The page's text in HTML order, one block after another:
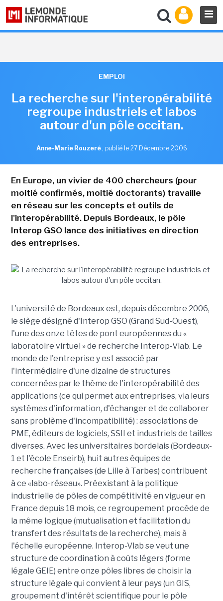
EMPLOI
La recherche sur l'interopérabilité
regroupe industriels et labos
autour d'un pôle occitan.
Anne-Marie Rouzeré , publié le 27 Décembre 2006
En Europe, un vivier de 400 chercheurs (pour
moitié confirmés, moitié doctorants) travaille
en réseau sur les concepts et outils de
l'interopérabilité. Depuis Bordeaux, le pôle
Interop GSO lance des initiatives en direction
des entreprises.
L'université de Bordeaux est, depuis décembre 2006,
le siège désigné d'Interop GSO (Grand Sud-Ouest),
l'une des onze têtes de pont européennes du «
laboratoire virtuel » de recherche Interop-Vlab. Le
monde de l'entreprise y est associé par
l'intermédiaire d'une dizaine de structures
concernées par le thème de l'interopérabilité des
applications (ce qui permet aux entreprises, via leurs
systèmes d'information, d'échanger et de collaborer
sans problème d'incompatibilité) : associations de
PME, éditeurs de logiciels, SSII et industriels de tailles
diverses. Avec les universitaires bordelais (Bordeaux-
1 et l'école Enseirb), huit autres équipes de
recherche françaises (de Lille à Tarbes) contribuent
à ce «labo-réseau». Préexistant à la politique
industrielle de pôles de compétitivité en vigueur en
France depuis 18 mois, ce regroupement procède de
la même logique (mutualisation et facilitation du
transfert des résultats de la recherche), mais à
l'échelle européenne. Interop-Vlab se veut une
structure de coordination à coûts légers (forme
légale GEIE) entre onze pôles libres de choisir la
structure légale qui convient à leur pays (un GIS,
groupement d'intérêt scientifique pour le pôle